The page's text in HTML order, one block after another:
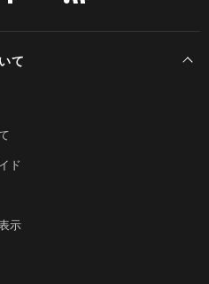
て
ド
示